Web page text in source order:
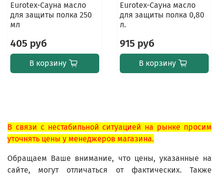
Eurotex-Сауна масло
для защиты полка 250
мл
405 руб
В корзину
Eurotex-Сауна масло
для защиты полка 0,80
л.
915 руб
В корзину
В связи с нестабильной ситуацией на рынке просим
уточнять цены у менеджеров магазина.
Обращаем Ваше внимание, что цены, указанные на
сайте, могут отличаться от фактических. Также